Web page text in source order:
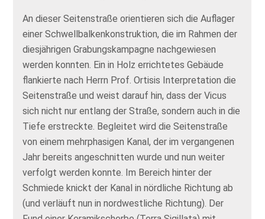
An dieser Seitenstraße orientieren sich die Auflager
einer Schwellbalkenkonstruktion, die im Rahmen der
diesjährigen Grabungskampagne nachgewiesen
werden konnten. Ein in Holz errichtetes Gebäude
flankierte nach Herrn Prof. Ortisis Interpretation die
Seitenstraße und weist darauf hin, dass der Vicus
sich nicht nur entlang der Straße, sondern auch in die
Tiefe erstreckte. Begleitet wird die Seitenstraße
von einem mehrphasigen Kanal, der im vergangenen
Jahr bereits angeschnitten wurde und nun weiter
verfolgt werden konnte. Im Bereich hinter der
Schmiede knickt der Kanal in nördliche Richtung ab
(und verläuft nun in nordwestliche Richtung). Der